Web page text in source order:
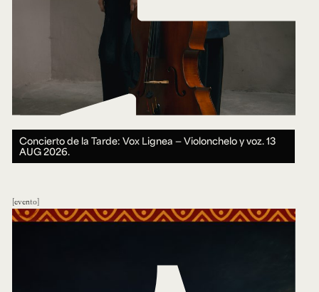
Concierto de la Tarde: Vox Lignea — Violonchelo y voz.13
AUG 2026.
evento